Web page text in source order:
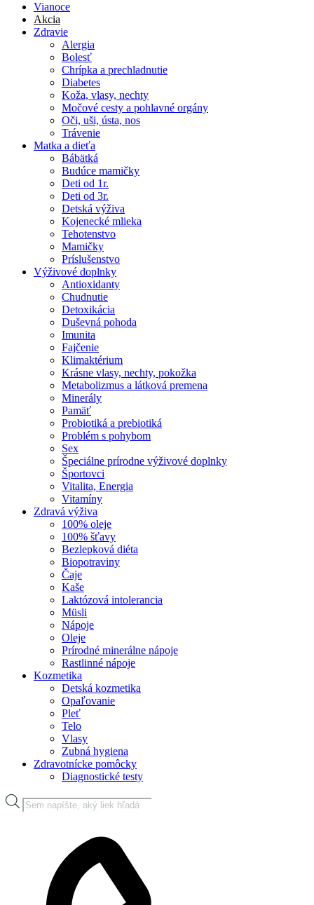
Vianoce
Akcia
Zdravie
Alergia
Bolesť
Chrípka a prechladnutie
Diabetes
Koža, vlasy, nechty
Močové cesty a pohlavné orgány
Oči, uši, ústa, nos
Trávenie
Matka a dieťa
Bábätká
Budúce mamičky
Deti od 1r.
Deti od 3r.
Detská výživa
Kojenecké mlieka
Tehotenstvo
Mamičky
Príslušenstvo
Výživové doplnky
Antioxidanty
Chudnutie
Detoxikácia
Duševná pohoda
Imunita
Fajčenie
Klimaktérium
Krásne vlasy, nechty, pokožka
Metabolizmus a látková premena
Minerály
Pamäť
Probiotiká a prebiotiká
Problém s pohybom
Sex
Špeciálne prírodne výživové doplnky
Športovci
Vitalita, Energia
Vitamíny
Zdravá výživa
100% oleje
100% šťavy
Bezlepková diéta
Biopotraviny
Čaje
Kaše
Laktózová intolerancia
Müsli
Nápoje
Oleje
Prírodné minerálne nápoje
Rastlinné nápoje
Kozmetika
Detská kozmetika
Opaľovanie
Pleť
Telo
Vlasy
Zubná hygiena
Zdravotnícke pomôcky
Diagnostické testy
Products
search